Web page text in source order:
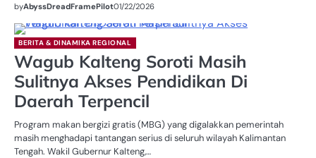
byAbyssDreadFramePilot01/22/2026
BERITA & DINAMIKA REGIONAL
Wagub Kalteng Soroti Masih
Sulitnya Akses Pendidikan Di
Daerah Terpencil
Program makan bergizi gratis (MBG) yang digalakkan pemerintah
masih menghadapi tantangan serius di seluruh wilayah Kalimantan
Tengah. Wakil Gubernur Kalteng,…